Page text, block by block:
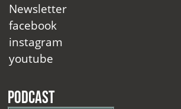
Newsletter
facebook
instagram
youtube
Podcast